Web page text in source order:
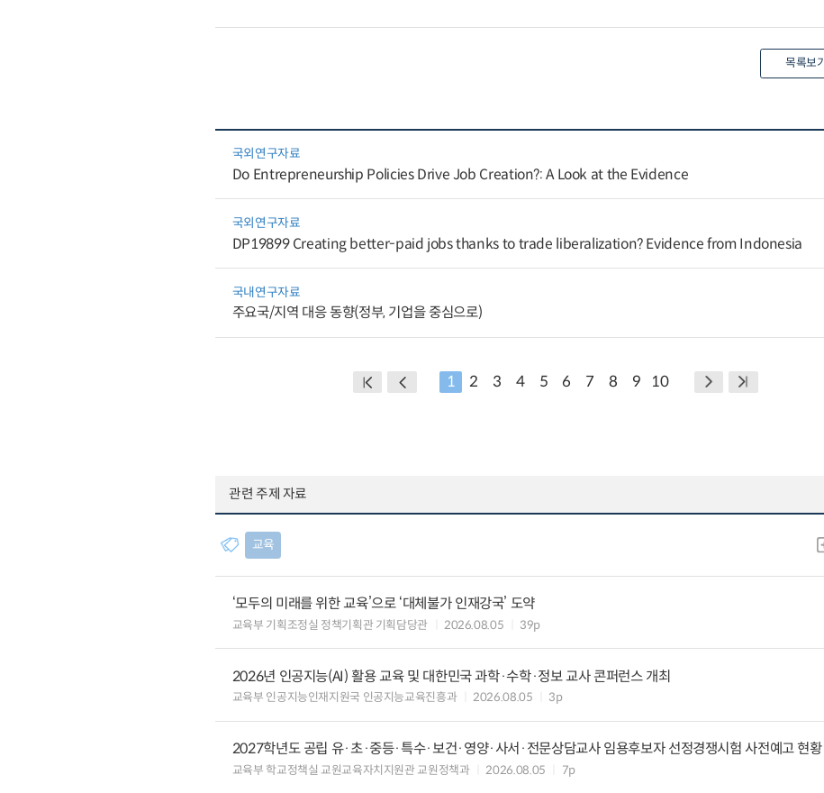
목록보기
국외연구자료
Do Entrepreneurship Policies Drive Job Creation?: A Look at the Evidence
국외연구자료
DP19899 Creating better-paid jobs thanks to trade liberalization? Evidence from Indonesia
국내연구자료
주요국/지역 대응 동향(정부, 기업을 중심으로)
1 2 3 4 5 6 7 8 9 10
관련 주제 자료
교육
‘모두의 미래를 위한 교육’으로 ‘대체불가 인재강국’ 도약
교육부 기획조정실 정책기획관 기획담당관 2026.08.05 39p
2026년 인공지능(AI) 활용 교육 및 대한민국 과학·수학·정보 교사 콘퍼런스 개최
교육부 인공지능인재지원국 인공지능교육진흥과 2026.08.05 3p
2027학년도 공립 유·초·중등·특수·보건·영양·사서·전문상담교사 임용후보자 선정경쟁시험 사전예고 현황
교육부 학교정책실 교원교육자치지원관 교원정책과 2026.08.05 7p